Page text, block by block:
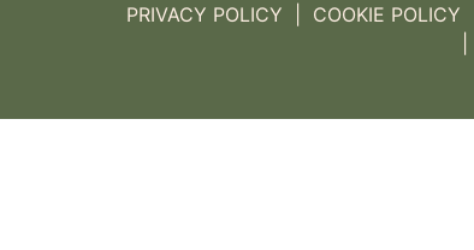
PRIVACY POLICY COOKIE POLICY